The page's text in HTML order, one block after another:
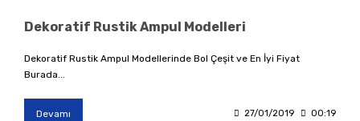
Dekoratif Rustik Ampul Modelleri
Dekoratif Rustik Ampul Modellerinde Bol Çeşit ve En İyi Fiyat
Burada...
Devamı 27/01/2019 00:19